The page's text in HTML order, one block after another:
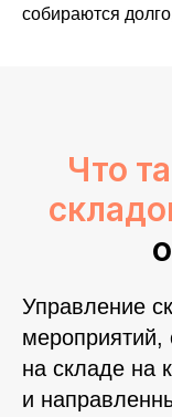
собираются
Что
Управление
мероприятий,
на складе на
и